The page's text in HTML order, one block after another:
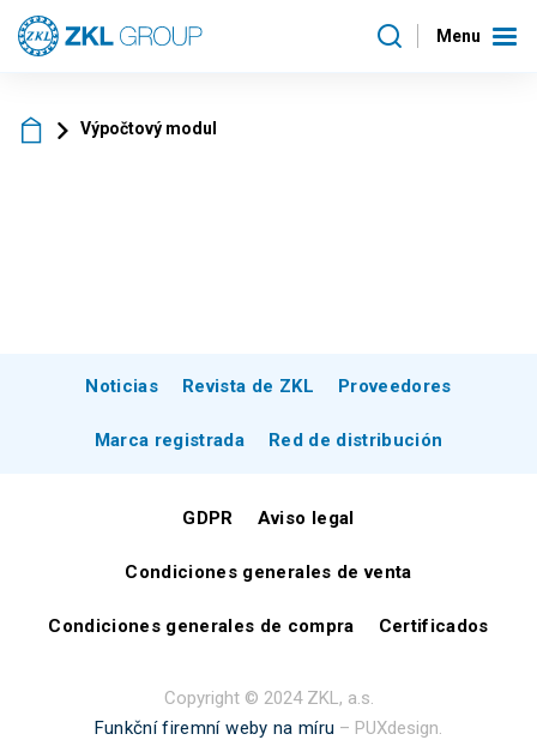
Menu
Výpočtový modul
Noticias Revista de ZKL Proveedores
Marca registrada Red de distribución
GDPR Aviso legal
Condiciones generales de venta
Condiciones generales de compra Certificados
Copyright © 2024 ZKL, a.s.
Funkční firemní weby na míru – PUXdesign.